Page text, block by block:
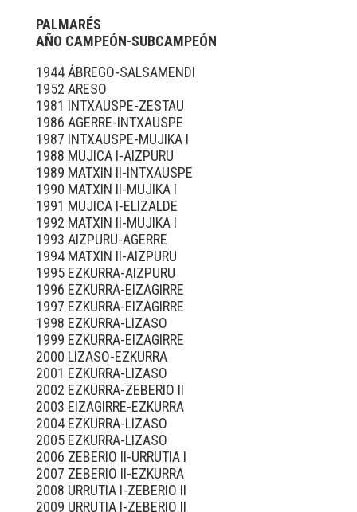
PALMARÉS
AÑO CAMPEÓN-SUBCAMPEÓN
1944 ÁBREGO-SALSAMENDI
1952 ARESO
1981 INTXAUSPE-ZESTAU
1986 AGERRE-INTXAUSPE
1987 INTXAUSPE-MUJIKA I
1988 MUJICA I-AIZPURU
1989 MATXIN II-INTXAUSPE
1990 MATXIN II-MUJIKA I
1991 MUJICA I-ELIZALDE
1992 MATXIN II-MUJIKA I
1993 AIZPURU-AGERRE
1994 MATXIN II-AIZPURU
1995 EZKURRA-AIZPURU
1996 EZKURRA-EIZAGIRRE
1997 EZKURRA-EIZAGIRRE
1998 EZKURRA-LIZASO
1999 EZKURRA-EIZAGIRRE
2000 LIZASO-EZKURRA
2001 EZKURRA-LIZASO
2002 EZKURRA-ZEBERIO II
2003 EIZAGIRRE-EZKURRA
2004 EZKURRA-LIZASO
2005 EZKURRA-LIZASO
2006 ZEBERIO II-URRUTIA I
2007 ZEBERIO II-EZKURRA
2008 URRUTIA I-ZEBERIO II
2009 URRUTIA I-ZEBERIO II